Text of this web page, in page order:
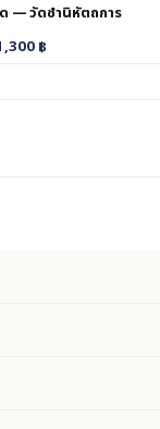
— วัดชำนิหัตถการ
฿